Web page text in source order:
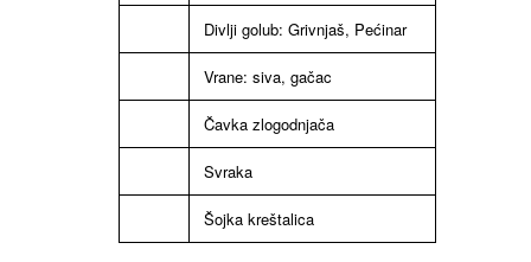
Divlji golub: Grivnjaš, Pećinar
Vrane: siva, gačac
Čavka zlogodnjača
Svraka
Šojka kreštalica